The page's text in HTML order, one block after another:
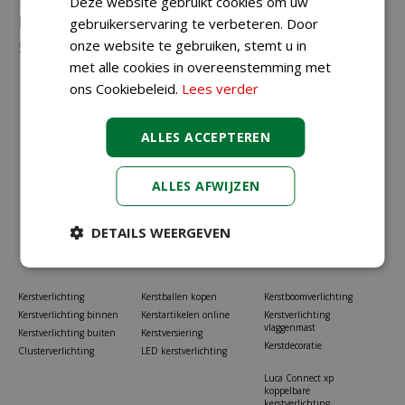
Neem gerust contact met ons op via023-
5581528ofinfo@koopkerstverlichting.nl
Kerstverlichting
Kerstverlichting binnen
Kerstverlichting buiten
Clusterverlichting
Kerstballen kopen
Kerstartikelen online
Kerstversiering
LED kerstverlichting
Kerstboomverlichting
Kerstverlichting
vlaggenmast
Kerstdecoratie
Luca Connect xp
koppelbare
gebruikerservaring te verbeteren. Door
onze website te gebruiken, stemt u in
met alle cookies in overeenstemming met
ons Cookiebeleid. Lees verder
ALLES ACCEPTEREN
ALLES AFWIJZEN
DETAILS WEERGEVEN